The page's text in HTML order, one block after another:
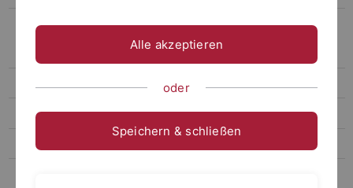
Überfachliche Kompetenzen
Transdisciplinary Course Program
Global Awareness Education
Alle akzeptieren
oder
Speichern & schließen